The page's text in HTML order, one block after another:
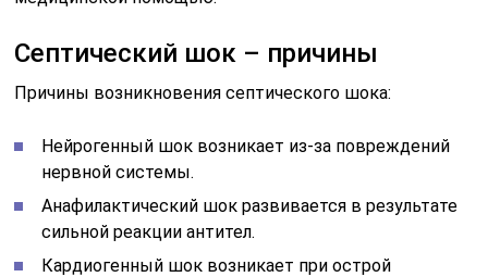
Септический шок – причины
Причины возникновения септического шока:
Нейрогенный шок возникает из-за повреждений
нервной системы.
Анафилактический шок развивается в результате
сильной реакции антител.
Кардиогенный шок возникает при острой